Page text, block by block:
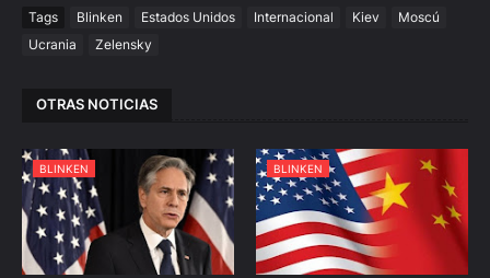
Tags Blinken Estados Unidos Internacional Kiev
Moscú
Ucrania
Zelensky
OTRAS NOTICIAS
BLINKEN BLINKEN